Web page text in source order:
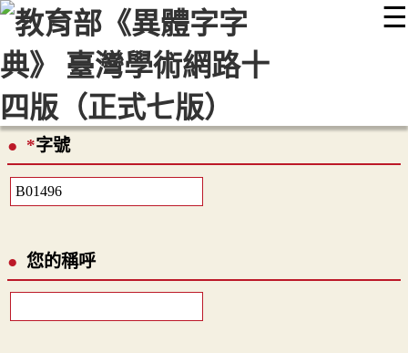
☰
::: 最新消息 常見問題 編輯說明
顯示模式
網站導覽
*字號
您的稱呼